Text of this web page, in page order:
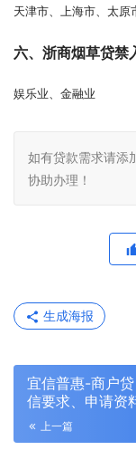
天津市、上海市、太原
六、浙商烟草贷禁
娱乐业、金融业
如有贷款需求请添
协助办理！
生成海报
宜信普惠-商户
信要求、申请资
上一篇